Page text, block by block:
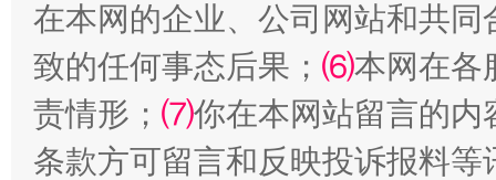
在本网的企业、公司网站和共
致的任何事态后果； ⑹本网在各
责情形； ⑺你在本网站留言的内
条款方可留言和反映投诉报料